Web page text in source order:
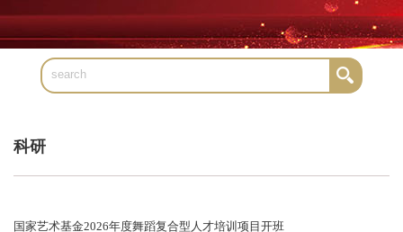
科研
国家艺术基金2026年度舞蹈复合型人才培训项目开班